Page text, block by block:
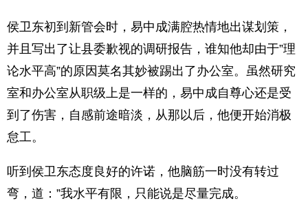
侯卫东初到新管会时，易中成满腔热情地出谋划策，
并且写出了让县委歉视的调研报告，谁知他却由于”理
论水平高”的原因莫名其妙被踢出了办公室。虽然研究
室和办公室从职级上是一样的，易中成自尊心还是受
到了伤害，自感前途暗淡，从那以后，他便开始消极
怠工。
听到侯卫东态度良好的许诺，他脑筋一时没有转过
弯，道：”我水平有限，只能说是尽量完成。